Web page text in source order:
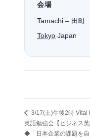
会場
Tamachi – 田町
Tokyo Japan
3/17(土)午後2時 Vital
英語勉強会【ビジネス英
◆「日本企業の課題を